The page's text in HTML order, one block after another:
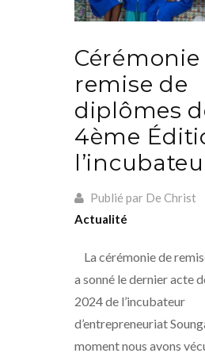
Cérémonie
remise de
diplômes
4ème
Publié par De Christ
Actualité
La cérémonie de
a sonné le dernier acte
2024 de l’incubateur
d’entrepreneuriat
moment nous avons